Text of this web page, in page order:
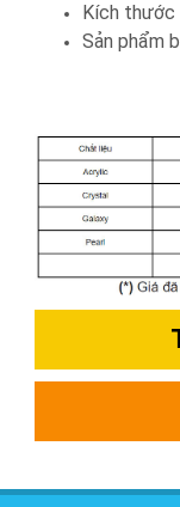
Kích thước
Sản phẩm